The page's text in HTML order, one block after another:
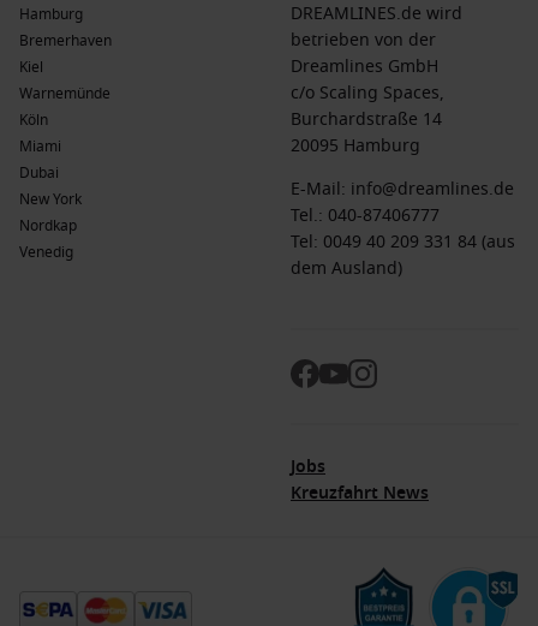
Hamburg
Bremerhaven
Kiel
Warnemünde
Köln
Miami
Dubai
New York
Nordkap
Venedig
DREAMLINES.de wird
betrieben von der
Dreamlines GmbH
c/o Scaling Spaces,
Burchardstraße 14
20095 Hamburg
E-Mail: info@dreamlines.de
Tel.: 040-87406777
Tel: 0049 40 209 331 84 (aus
dem Ausland)
Jobs
Kreuzfahrt News